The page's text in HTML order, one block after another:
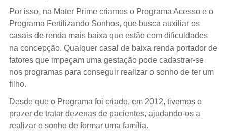
Por isso, na Mater Prime criamos o Programa Acesso e o
Programa Fertilizando Sonhos, que busca auxiliar os
casais de renda mais baixa que estão com dificuldades
na concepção. Qualquer casal de baixa renda portador de
fatores que impeçam uma gestação pode cadastrar-se
nos programas para conseguir realizar o sonho de ter um
filho.
Desde que o Programa foi criado, em 2012, tivemos o
prazer de tratar dezenas de pacientes, ajudando-os a
realizar o sonho de formar uma família.